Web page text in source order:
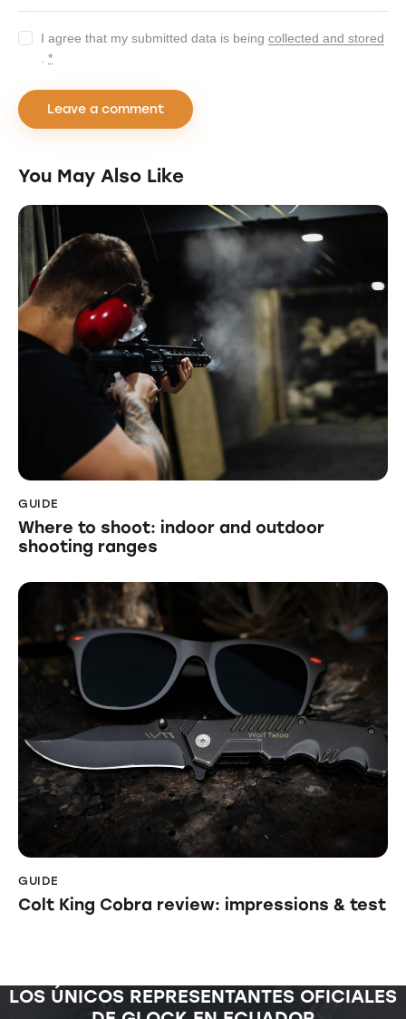
I agree that my submitted data is beingcollected and stored
.*
You May Also Like
GUIDE
Where to shoot: indoor and outdoor
shooting ranges
GUIDE
Colt King Cobra review: impressions & test
LOS ÚNICOS REPRESENTANTES OFICIALES